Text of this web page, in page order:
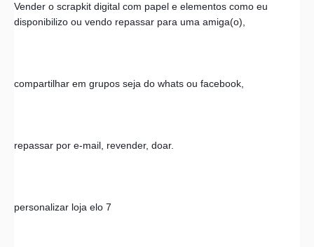
Vender o scrapkit digital com papel e elementos como eu
disponibilizo ou vendo repassar para uma amiga(o),
compartilhar em grupos seja do whats ou facebook,
repassar por e-mail, revender, doar.
personalizar loja elo 7